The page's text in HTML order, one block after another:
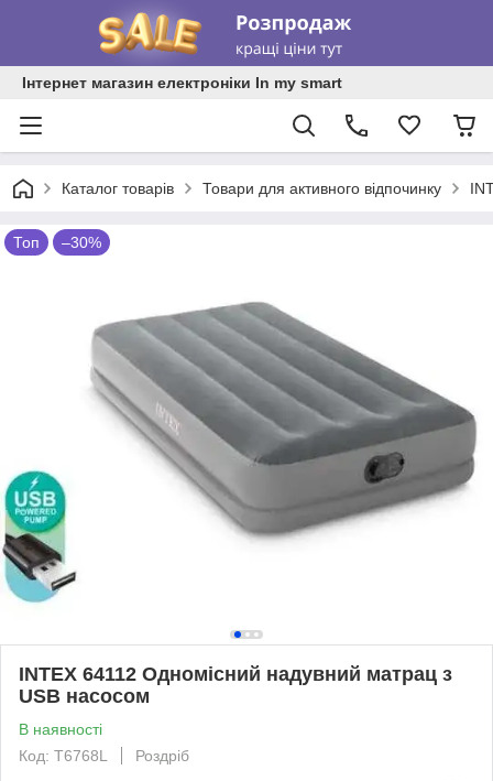
Інтернет магазин електроніки In my smart
Каталог товарів Товари для активного відпочинку
Топ –30%
INTEX 64112 Одномісний надувний матрац з
USB насосом
В наявності
Код: T6768L
Роздріб